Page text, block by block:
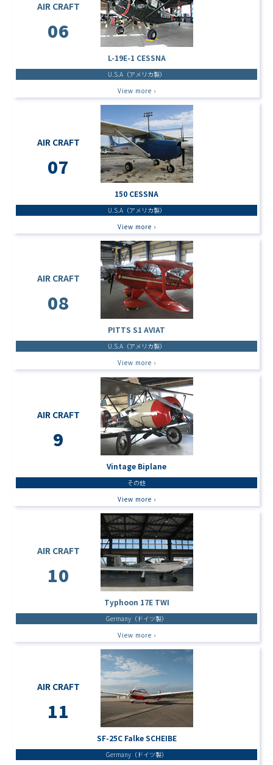
AIR CRAFT
06
L-19E-1 CESSNA
U.S.A（アメリカ製）
View more ›
AIR CRAFT
07
150 CESSNA
U.S.A（アメリカ製）
View more ›
AIR CRAFT
08
PITTS S1 AVIAT
U.S.A（アメリカ製）
View more ›
AIR CRAFT
9
Vintage Biplane
その他
View more ›
AIR CRAFT
10
Typhoon 17E TWI
Germany（ドイツ製）
View more ›
AIR CRAFT
11
SF-25C Falke SCHEIBE
Germany（ドイツ製）